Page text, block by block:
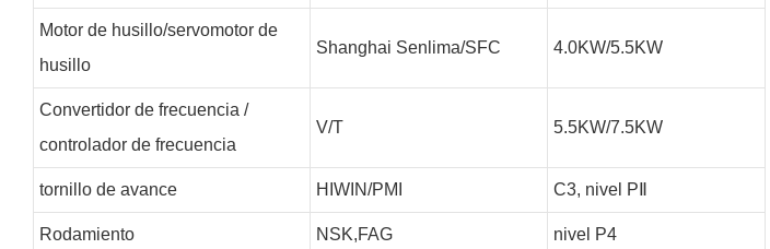
Motor de husillo/servomotor de
husillo
Shanghai Senlima/SFC 4.0KW/5.5KW
Convertidor de frecuencia /
controlador de frecuencia
V/T 5.5KW/7.5KW
tornillo de avance HIWIN/PMI C3, nivel PⅡ
Rodamiento NSK,FAG nivel P4